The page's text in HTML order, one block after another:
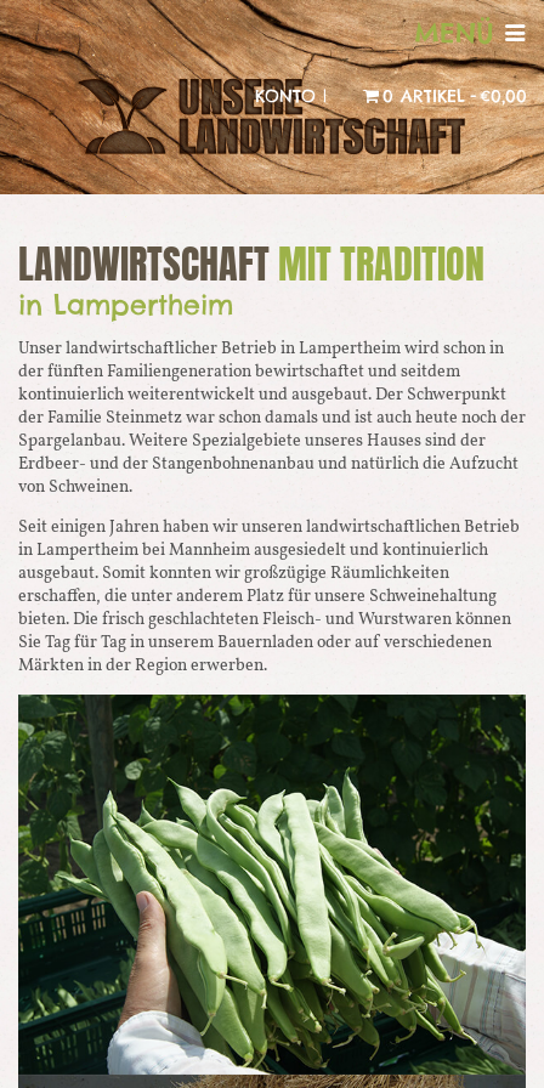
MENÜ
KONTO | 0 ARTIKEL €0,00
LANDWIRTSCHAFTMIT TRADITION
in Lampertheim
Unser landwirtschaftlicher Betrieb in Lampertheim wird schon in
der fünften Familiengeneration bewirtschaftet und seitdem
kontinuierlich weiterentwickelt und ausgebaut. Der Schwerpunkt
der Familie Steinmetz war schon damals und ist auch heute noch der
Spargelanbau. Weitere Spezialgebiete unseres Hauses sind der
Erdbeer- und der Stangenbohnenanbau und natürlich die Aufzucht
von Schweinen.
Seit einigen Jahren haben wir unseren landwirtschaftlichen Betrieb
in Lampertheim bei Mannheim ausgesiedelt und kontinuierlich
ausgebaut. Somit konnten wir großzügige Räumlichkeiten
erschaffen, die unter anderem Platz für unsere Schweinehaltung
bieten. Die frisch geschlachteten Fleisch- und Wurstwaren können
Sie Tag für Tag in unserem Bauernladen oder auf verschiedenen
Märkten in der Region erwerben.